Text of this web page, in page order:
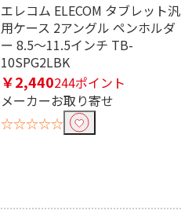
エレコム ELECOM タブレット汎
用ケース 2アングル ペンホルダ
ー 8.5～11.5インチ TB-
10SPG2LBK
￥2,440244ポイント
メーカーお取り寄せ
☆☆☆☆☆